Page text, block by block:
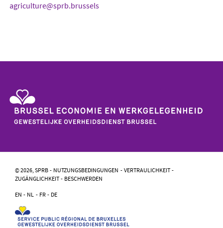
agriculture@sprb.brussels
Brussel
Brussel
Economie
En
© 2026, SPRB NUTZUNGSBEDINGUNGEN
VERTRAULICHKEIT
ZUGÄNGLICHKEIT
BESCHWERDEN
EN NL FR DE